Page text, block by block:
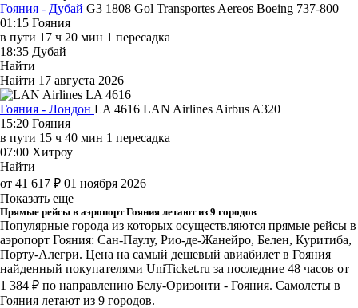
Гояния - Дубай G3 1808 Gol Transportes Aereos Boeing 737-800
01:15 Гояния
в пути 17 ч 20 мин 1 пересадка
18:35 Дубай
Найти
Найти 17 августа 2026
Гояния - Лондон LA 4616 LAN Airlines Airbus A320
15:20 Гояния
в пути 15 ч 40 мин 1 пересадка
07:00 Хитроу
Найти
от 41 617 ₽ 01 ноября 2026
Показать еще
Прямые рейсы в аэропорт Гояния летают из 9 городов
Популярные города из которых осуществляются прямые рейсы в
аэропорт Гояния: Сан-Паулу, Рио-де-Жанейро, Белен, Куритиба,
Порту-Алегри. Цена на самый дешевый авиабилет в Гояния
найденный покупателями UniTicket.ru за последние 48 часов от
1 384 ₽ по направлению Белу-Оризонти - Гояния. Самолеты в
Гояния летают из 9 городов.